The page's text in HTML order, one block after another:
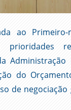
ao Primeiro-
prioridades
Administração
do
de